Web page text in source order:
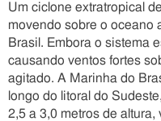
Um ciclone extratropical
movendo sobre o oceano
Brasil. Embora o sistema
causando ventos fortes
agitado. A Marinha do
longo do litoral do
2,5 a 3,0 metros de altura,